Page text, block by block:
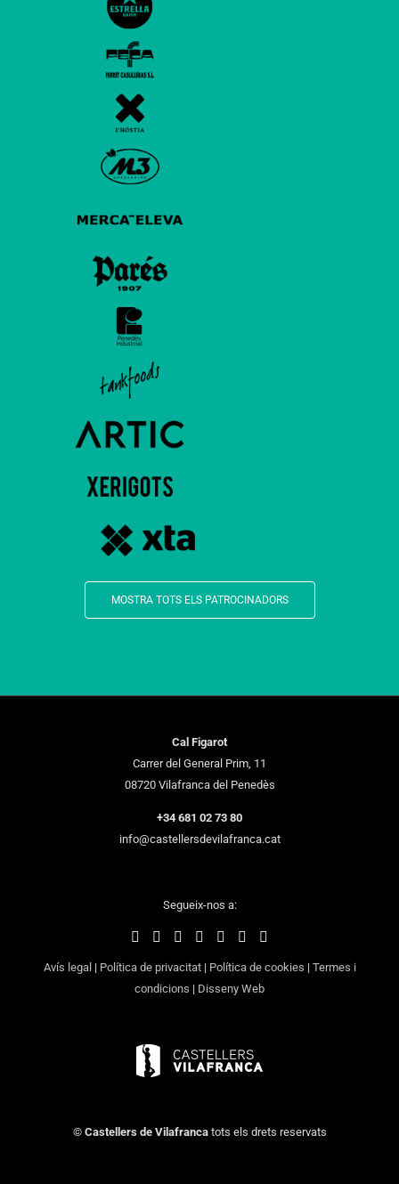
MOSTRA TOTS ELS PATROCINADORS
Cal Figarot
Carrer del General Prim, 11
08720 Vilafranca del Penedès
+34 681 02 73 80
info@castellersdevilafranca.cat
Segueix-nos a:
Avís legal | Política de privacitat| Política de cookies | Termes i
condicions | Disseny Web
© Castellers de Vilafrancatots els drets reservats